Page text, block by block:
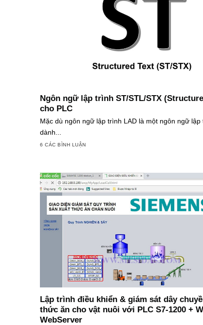
Ngôn ngữ lập trình ST/STL/STX
cho PLC
Mặc dù ngôn ngữ lập trình LAD là một ngôn ngữ lập
dành...
6 CÁC BÌNH LUẬN
Lập trình điều khiển & giám sát dây
thức ăn cho vật nuôi với PLC S7-1200 +
WebServer